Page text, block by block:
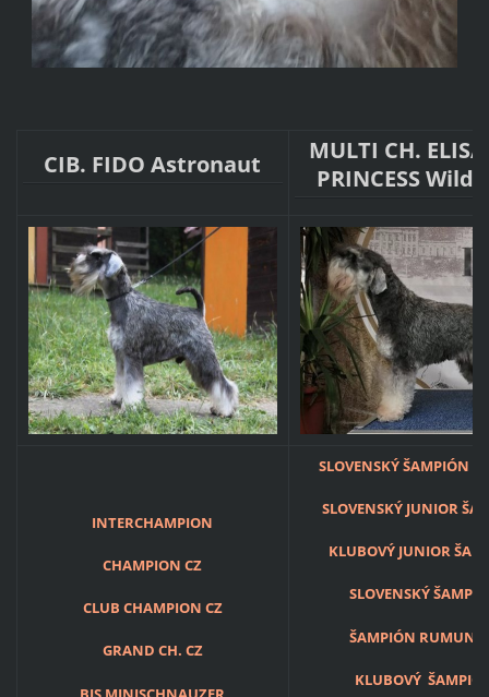
CIB. FIDO Astronaut
MULTI CH.
PRINCESS Wild
INTERCHAMPION
CHAMPION CZ
CLUB CHAMPION CZ
GRAND CH. CZ
SLOVENSKÝ ŠAMPIÓN
SLOVENSKÝ JUNIOR
KLUBOVÝ JUNIOR
SLOVENSKÝ
ŠAMPIÓN
KLUBOVÝ